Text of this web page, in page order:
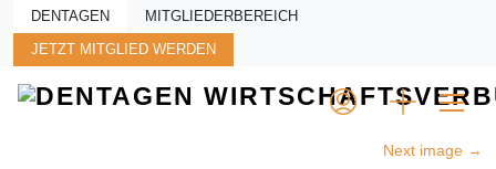
Skip to main content
DENTAGEN MITGLIEDERBEREICH
JETZT MITGLIED WERDEN
Next image →